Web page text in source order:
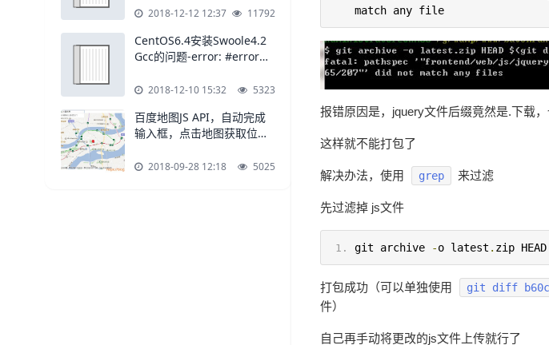
2018-12-12 12:37 11792
CentOS6.4安装Swoole4.2
Gcc的问题-error: #error
required.
2018-12-10 15:32 5323
百度地图JS API，自动完成
输入框，点击地图获取位置
2018-09-28 12:18 5025
match any file
报错原因是，jquery文件后缀竟然是.下载
这样就不能打包了
解决办法，使用 grep 来过滤
先过滤掉 js文件
git archive -o latest . zip
打包成功（可以单独使用 git diff
件）
自己再手动将更改的js文件上传就行了